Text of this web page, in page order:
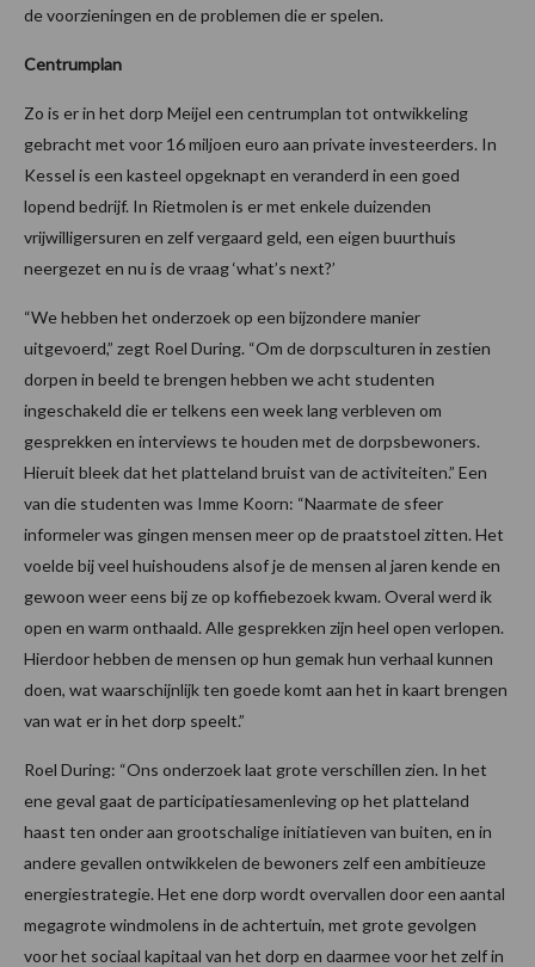
de voorzieningen en de problemen die er spelen.
Centrumplan
Zo is er in het dorp Meijel een centrumplan tot ontwikkeling
gebracht met voor 16 miljoen euro aan private investeerders. In
Kessel is een kasteel opgeknapt en veranderd in een goed
lopend bedrijf. In Rietmolen is er met enkele duizenden
vrijwilligersuren en zelf vergaard geld, een eigen buurthuis
neergezet en nu is de vraag ‘what’s next?’
“We hebben het onderzoek op een bijzondere manier
uitgevoerd,” zegt Roel During. “Om de dorpsculturen in zestien
dorpen in beeld te brengen hebben we acht studenten
ingeschakeld die er telkens een week lang verbleven om
gesprekken en interviews te houden met de dorpsbewoners.
Hieruit bleek dat het platteland bruist van de activiteiten.” Een
van die studenten was Imme Koorn: “Naarmate de sfeer
informeler was gingen mensen meer op de praatstoel zitten. Het
voelde bij veel huishoudens alsof je de mensen al jaren kende en
gewoon weer eens bij ze op koffiebezoek kwam. Overal werd ik
open en warm onthaald. Alle gesprekken zijn heel open verlopen.
Hierdoor hebben de mensen op hun gemak hun verhaal kunnen
doen, wat waarschijnlijk ten goede komt aan het in kaart brengen
van wat er in het dorp speelt.”
Roel During: “Ons onderzoek laat grote verschillen zien. In het
ene geval gaat de participatiesamenleving op het platteland
haast ten onder aan grootschalige initiatieven van buiten, en in
andere gevallen ontwikkelen de bewoners zelf een ambitieuze
energiestrategie. Het ene dorp wordt overvallen door een aantal
megagrote windmolens in de achtertuin, met grote gevolgen
voor het sociaal kapitaal van het dorp en daarmee voor het zelf in